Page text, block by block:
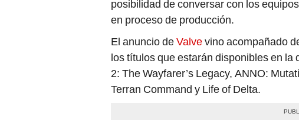
posibilidad de conversar con los
en proceso de producción.
El anuncio deValvevino acompañado
los títulos que estarán disponibles en
2: The Wayfarer’s Legacy, ANNO:
Terran Command y Life of Delta.